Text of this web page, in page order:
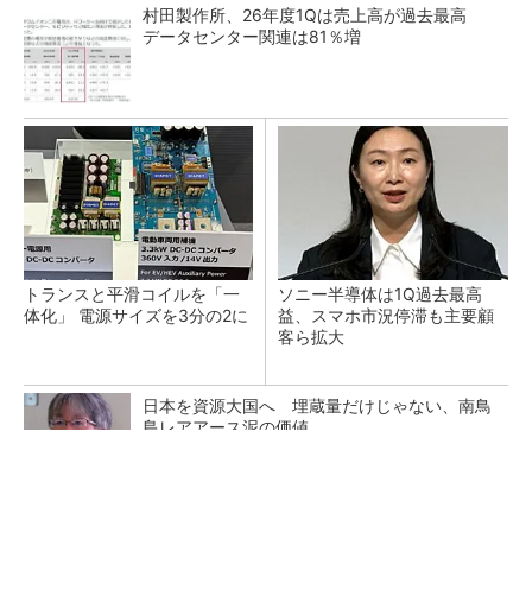
村田製作所、26年度1Qは売上高が過去最高
データセンター関連は81％増
トランスと平滑コイルを「一
体化」 電源サイズを3分の2に
ソニー半導体は1Q過去最高
益、スマホ市況停滞も主要顧
客ら拡大
日本を資源大国へ 埋蔵量だけじゃない、南鳥
島レアアース泥の価値